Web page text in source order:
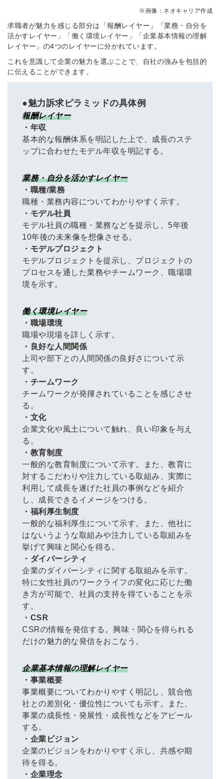
※画像：ネオキャリア作成
求職者が魅力を感じる部分は「報酬レイヤー」「業務・自分を
活かすレイヤー」「働く環境レイヤー」「企業基本情報の理解
レイヤー」の4つのレイヤーに分かれています。
これを意識して企業の魅力を選ぶことで、自社の強みを包括的
に伝えることができます。
●魅力訴求ピラミッドの具体例
報酬レイヤー
・年収
基本的な報酬体系を明記した上で、成長のステ
ップに合わせたモデル年収を明記する。
業務・自分を活かすレイヤー
・職種/業務
職種・業務内容についてわかりやすく示す。
・モデル社員
モデル社員の職種・業務などを提示し、5年後
10年後の未来像を想像させる。
・モデルプロジェクト
モデルプロジェクトを提示し、プロジェクトの
プロセスを通した業務やチームワーク、職場環
境を示す。
働く環境レイヤー
・職場環境
職場や現場を詳しく示す。
・良好な人間関係
上司や部下との人間関係の良好さについて示
す。
・チームワーク
チームワークが発揮されていることを感じさせ
る。
・文化
企業文化や風土について触れ、良い印象を与え
る。
・教育制度
一般的な教育制度について示す。また、教育に
対するこだわりや注力している取組み、実際に
利用して成長を遂げた社員の事例などを紹介
し、成長できるイメージをつける。
・福利厚生制度
一般的な福利厚生について示す。また、他社に
はないうような取組みや注力している取組みを
挙げて興味と関心を得る。
・ダイバーシティ
企業のダイバーシティに関する取組みを示す。
特に女性社員のワークライフの変化に応じた働
き方が可能で、社員の支持を得ていることを示
す。
・CSR
CSRの情報を発信する。興味・関心を得られる
だけの魅力的な発信をおこなう。
企業基本情報の理解レイヤー
・事業概要
事業概要についてわかりやすく明記し、競合他
社との差別化・優位性についても示す。また、
事業の成長性・発展性・成長性などをアピール
する。
・企業ビジョン
企業のビジョンをわかりやすく示し、共感や期
待を得る。
・企業理念
する
忘れですか？
許可なく投稿すること
※ログインIDとなります
利用規約と 個人情報の取り扱いについて
同意のうえ
登録する
他サービスIDで登録